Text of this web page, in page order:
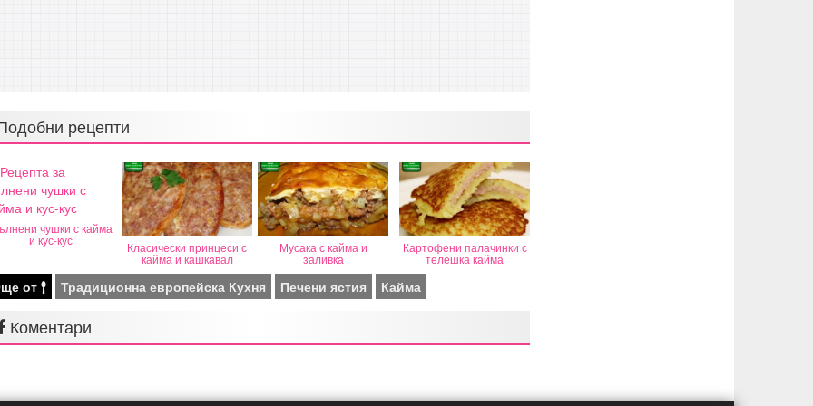
рецепти
чушки с кайма
и кус-кус Класически принцеси с
кайма и кашкавал
Мусака с кайма и
заливка
Картофени палачинки с
телешка кайма
от Традиционна европейска Кухня Печени ястия Кайма
Коментари